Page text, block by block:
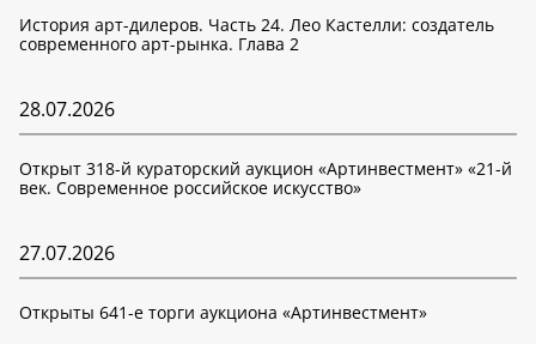
История арт-дилеров. Часть 24. Лео Кастелли: создатель
современного арт-рынка. Глава 2
28.07.2026
Открыт 318-й кураторский аукцион «Артинвестмент» «21-й
век. Современное российское искусство»
27.07.2026
Открыты 641-е торги аукциона «Артинвестмент»